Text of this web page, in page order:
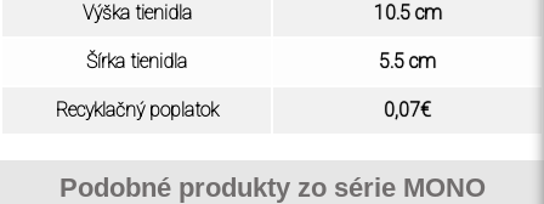
Výška tienidla 10.5 cm
Šírka tienidla 5.5 cm
Recyklačný poplatok 0,07€
Podobné produkty zo série MONO